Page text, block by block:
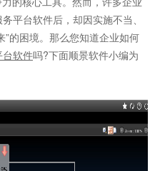
平台软件后，却因实施不当、
”的困境。那么您知道企业如何
台软件吗?下面顺景软件小编为